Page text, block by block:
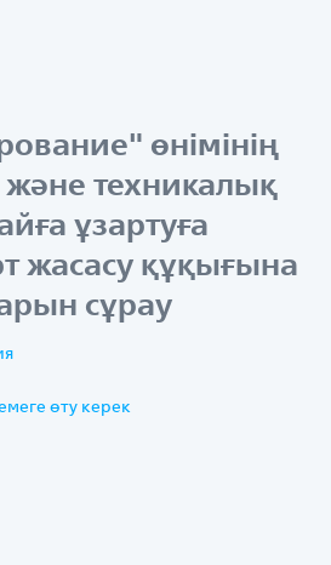
өнімінің
техникалық
ұзартуға
жасасу құқығына
сұрау
өту керек